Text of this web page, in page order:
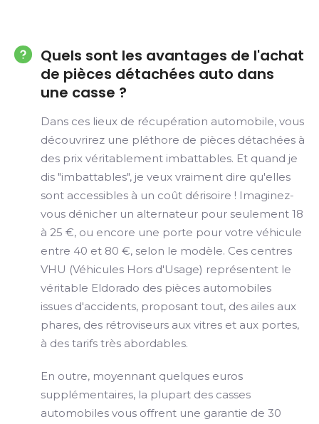
Quels sont les avantages de l'achat
de pièces détachées auto dans
une casse ?
Dans ces lieux de récupération automobile, vous
découvrirez une pléthore de pièces détachées à
des prix véritablement imbattables. Et quand je
dis "imbattables", je veux vraiment dire qu'elles
sont accessibles à un coût dérisoire ! Imaginez-
vous dénicher un alternateur pour seulement 18
à 25 €, ou encore une porte pour votre véhicule
entre 40 et 80 €, selon le modèle. Ces centres
VHU (Véhicules Hors d'Usage) représentent le
véritable Eldorado des pièces automobiles
issues d'accidents, proposant tout, des ailes aux
phares, des rétroviseurs aux vitres et aux portes,
à des tarifs très abordables.
En outre, moyennant quelques euros
supplémentaires, la plupart des casses
automobiles vous offrent une garantie de 30